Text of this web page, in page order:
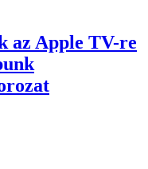
az Apple TV-re